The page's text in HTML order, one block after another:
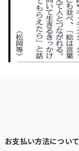
お支払い方法について